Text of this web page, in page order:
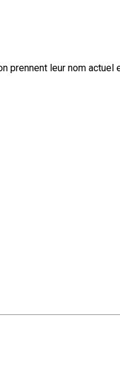
leur nom actuel